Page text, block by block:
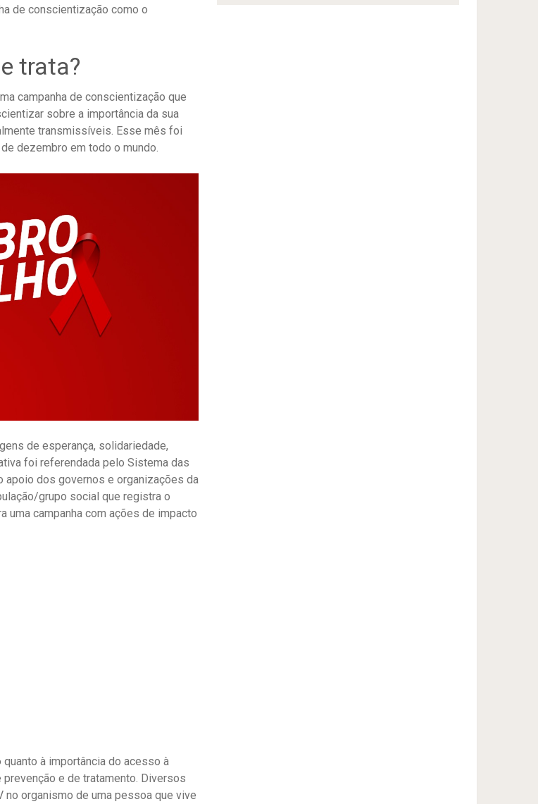
de conscientização como o
trata?
campanha de conscientização que
sobre a importância da sua
transmissíveis. Esse mês foi
dezembro em todo o mundo.
de esperança, solidariedade,
foi referendada pelo Sistema das
apoio dos governos e organizações da
grupo social que registra o
campanha com ações de impacto
à importância do acesso à
e de tratamento. Diversos
organismo de uma pessoa que vive